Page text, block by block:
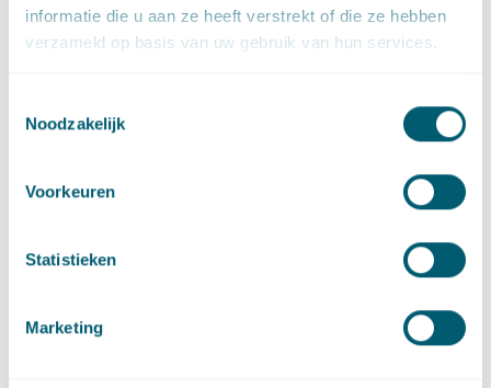
informatie die u aan ze heeft verstrekt of die ze hebben
verzameld op basis van uw gebruik van hun services.
Noodzakelijk
Voorkeuren
Statistieken
Marketing
Contact
Jolien Bruinewoud